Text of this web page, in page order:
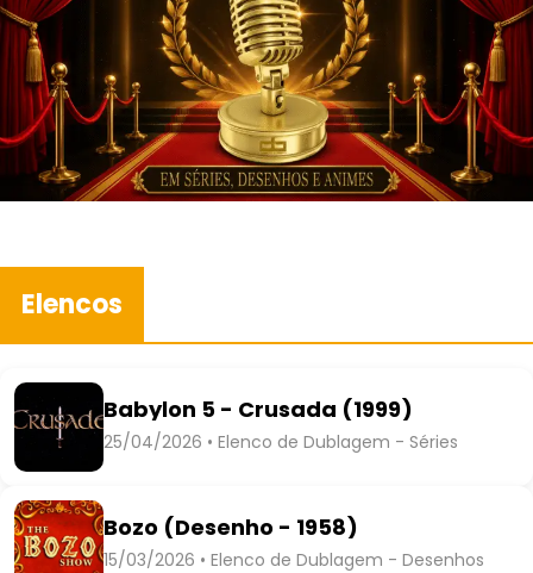
Elencos
Babylon 5 - Crusada (1999)
25/04/2026 • Elenco de Dublagem - Séries
Bozo (Desenho - 1958)
15/03/2026 • Elenco de Dublagem - Desenhos